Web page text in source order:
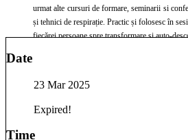
urmat alte cursuri de formare, seminarii si
și tehnici de respirație. Practic și folosesc în sesiunile cu clienții mei inclusiv instrumentele de vindecare si ghidare pe care le-am învǎțat de la Alexandru Antonie. Totalitatea acestor cunoștințe și experiențe proprii îmi permit să ofer un sprijin profund și personalizat în călătoria
fiecărei persoane spre transformare și auto-descoperire. Astăzi, sunt facilitator de procese holistice integrative și facilitator Kundalini Bodywork, dedicatǎ să ajut ca fiecare sǎ descopere și să-și manifeste propria lumină interioară.
Date
23 Mar 2025
Expired!
Time